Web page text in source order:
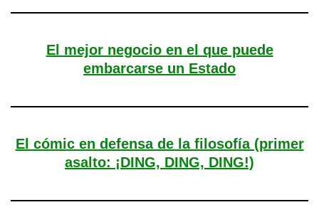
El mejor negocio en el que puede
embarcarse un Estado
El cómic en defensa de la filosofía (primer
asalto: ¡DING, DING, DING!)